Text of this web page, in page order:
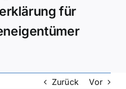
für
Zurück Vor